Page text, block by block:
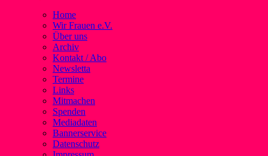
Home
Wir Frauen e.V.
Über uns
Archiv
Kontakt / Abo
Newsletta
Termine
Links
Mitmachen
Spenden
Mediadaten
Bannerservice
Datenschutz